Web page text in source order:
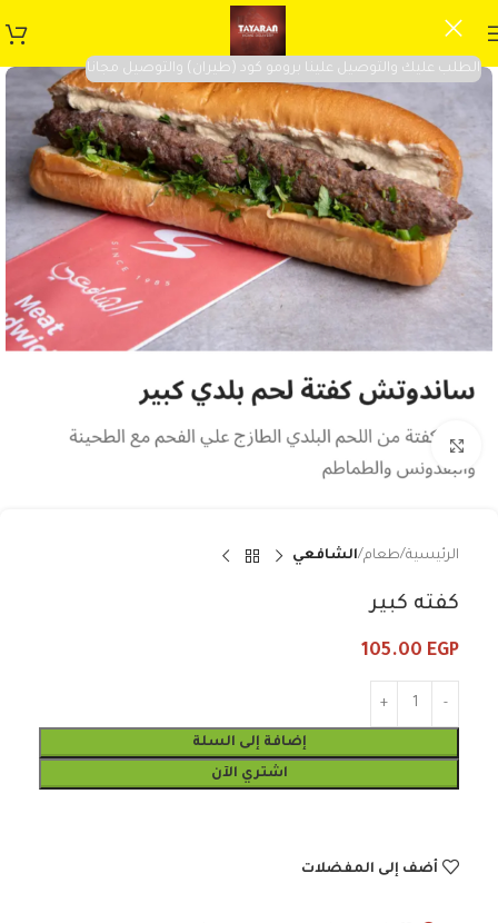
الطلب عليك والتوصيل علينا برومو كود (طيران) والتوصيل مجانا
Click to enlarge
الرئيسية طعام الشافعي
كفته كبير
105.00 EGP
إضافة إلى السلة
اشتري الآن
أضف إلى المفضلات